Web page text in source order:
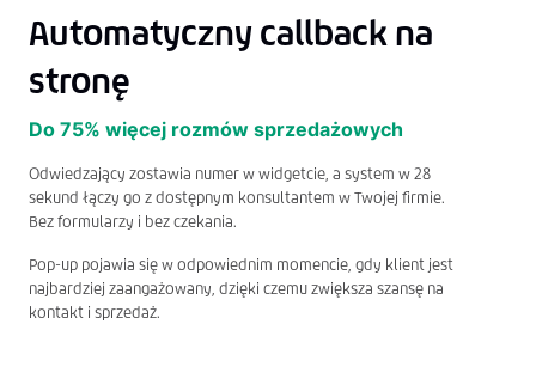
Automatyczny callback na
stronę
Do 75% więcej rozmów sprzedażowych
Odwiedzający zostawia numer w widgetcie, a system w 28
sekund łączy go z dostępnym konsultantem w Twojej firmie.
Bez formularzy i bez czekania.
Pop-up pojawia się w odpowiednim momencie, gdy klient jest
najbardziej zaangażowany, dzięki czemu zwiększa szansę na
kontakt i sprzedaż.